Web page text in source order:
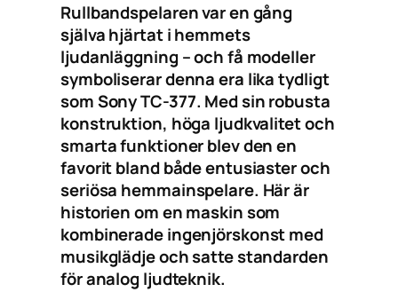
Rullbandspelaren var en gång
själva hjärtat i hemmets
ljudanläggning – och få modeller
symboliserar denna era lika tydligt
som Sony TC-377. Med sin robusta
konstruktion, höga ljudkvalitet och
smarta funktioner blev den en
favorit bland både entusiaster och
seriösa hemmainspelare. Här är
historien om en maskin som
kombinerade ingenjörskonst med
musikglädje och satte standarden
för analog ljudteknik.